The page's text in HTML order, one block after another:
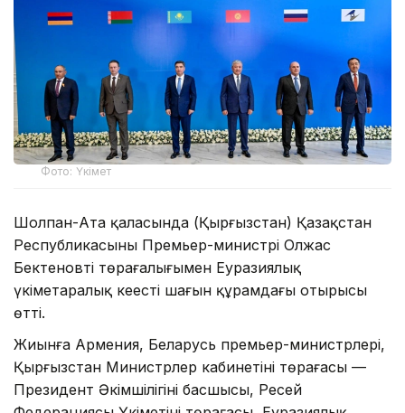
Фото: Үкімет
Шолпан-Ата қаласында (Қырғызстан) Қазақстан
Республикасының Премьер-министрі Олжас
Бектеновтің төрағалығымен Еуразиялық
үкіметаралық кеңестің шағын құрамдағы отырысы
өтті.
Жиынға Армения, Беларусь премьер-министрлері,
Қырғызстан Министрлер кабинетінің төрағасы —
Президент Әкімшілігінің басшысы, Ресей